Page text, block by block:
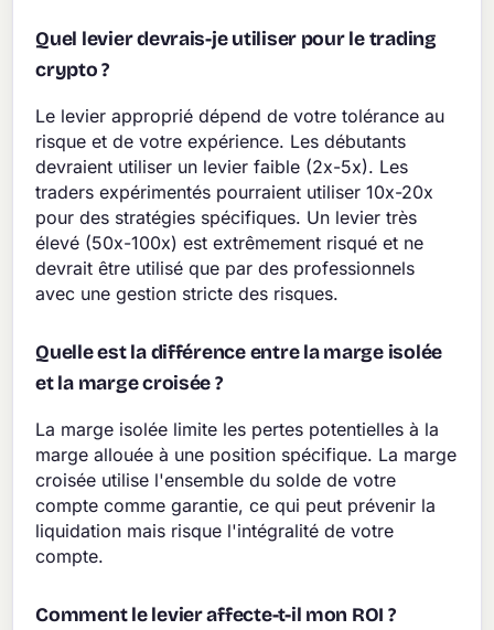
Quel levier devrais-je utiliser pour le trading
crypto ?
Le levier approprié dépend de votre tolérance au
risque et de votre expérience. Les débutants
devraient utiliser un levier faible (2x-5x). Les
traders expérimentés pourraient utiliser 10x-20x
pour des stratégies spécifiques. Un levier très
élevé (50x-100x) est extrêmement risqué et ne
devrait être utilisé que par des professionnels
avec une gestion stricte des risques.
Quelle est la différence entre la marge isolée
et la marge croisée ?
La marge isolée limite les pertes potentielles à la
marge allouée à une position spécifique. La marge
croisée utilise l'ensemble du solde de votre
compte comme garantie, ce qui peut prévenir la
liquidation mais risque l'intégralité de votre
compte.
Comment le levier affecte-t-il mon ROI ?